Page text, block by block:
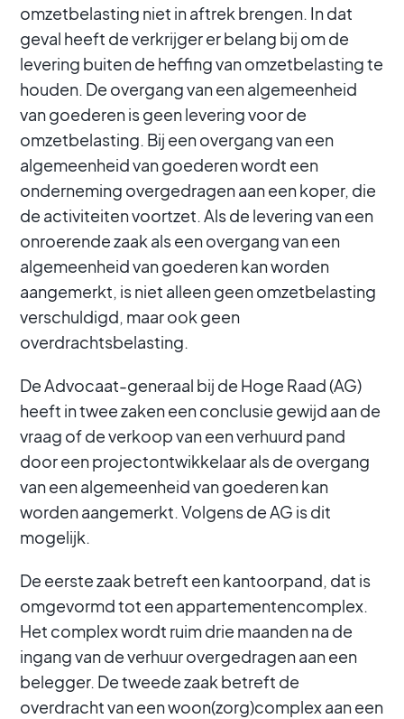
omzetbelasting niet in aftrek brengen. In dat
geval heeft de verkrijger er belang bij om de
levering buiten de heffing van omzetbelasting te
houden. De overgang van een algemeenheid
van goederen is geen levering voor de
omzetbelasting. Bij een overgang van een
algemeenheid van goederen wordt een
onderneming overgedragen aan een koper, die
de activiteiten voortzet. Als de levering van een
onroerende zaak als een overgang van een
algemeenheid van goederen kan worden
aangemerkt, is niet alleen geen omzetbelasting
verschuldigd, maar ook geen
overdrachtsbelasting.
De Advocaat-generaal bij de Hoge Raad (AG)
heeft in twee zaken een conclusie gewijd aan de
vraag of de verkoop van een verhuurd pand
door een projectontwikkelaar als de overgang
van een algemeenheid van goederen kan
worden aangemerkt. Volgens de AG is dit
mogelijk.
De eerste zaak betreft een kantoorpand, dat is
omgevormd tot een appartementencomplex.
Het complex wordt ruim drie maanden na de
ingang van de verhuur overgedragen aan een
belegger. De tweede zaak betreft de
overdracht van een woon(zorg)complex aan een